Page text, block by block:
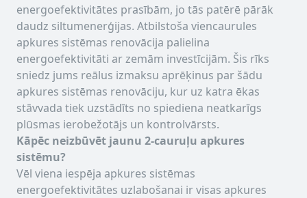
energoefektivitātes prasībām, jo tās patērē pārāk
daudz siltumenerģijas. Atbilstoša viencaurules
apkures sistēmas renovācija palielina
energoefektivitāti ar zemām investīcijām. Šis rīks
sniedz jums reālus izmaksu aprēķinus par šādu
apkures sistēmas renovāciju, kur uz katra ēkas
stāvvada tiek uzstādīts no spiediena neatkarīgs
plūsmas ierobežotājs un kontrolvārsts.
Kāpēc neizbūvēt jaunu 2-cauruļu apkures
sistēmu?
Vēl viena iespēja apkures sistēmas
energoefektivitātes uzlabošanai ir visas apkures